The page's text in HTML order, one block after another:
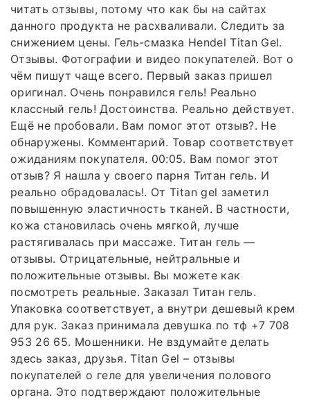
читать отзывы, потому что как бы на сайтах
данного продукта не расхваливали. Следить за
снижением цены. Гель-смазка Hendel Titan Gel.
Отзывы. Фотографии и видео покупателей. Вот о
чём пишут чаще всего. Первый заказ пришел
оригинал. Очень понравился гель! Реально
классный гель! Достоинства. Реально действует.
Ещё не пробовали. Вам помог этот отзыв?. Не
обнаружены. Комментарий. Товар соответствует
ожиданиям покупателя. 00:05. Вам помог этот
отзыв? Я нашла у своего парня Титан гель. И
реально обрадовалась!. От Titan gel заметил
повышенную эластичность тканей. В частности,
кожа становилась очень мягкой, лучше
растягивалась при массаже. Титан гель —
отзывы. Отрицательные, нейтральные и
положительные отзывы. Вы можете как
посмотреть реальные. Заказал Титан гель.
Упаковка соответствует, а внутри дешевый крем
для рук. Заказ принимала девушка по тф +7 708
953 26 65. Мошенники. Не вздумайте делать
здесь заказ, друзья. Titan Gel – отзывы
покупателей о геле для увеличения полового
органа. Это подтверждают положительные